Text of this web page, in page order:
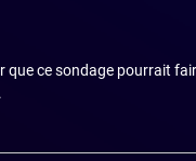
ce sondage pourrait